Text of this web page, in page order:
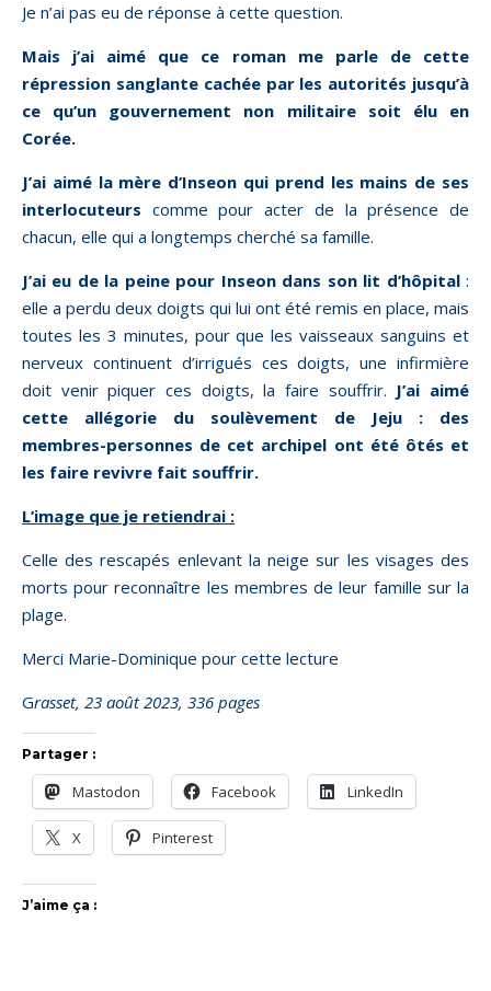
Je n’ai pas eu de réponse à cette question.
Mais j’ai aimé que ce roman me parle de cette
répression sanglante cachée par les autorités jusqu’à
ce qu’un gouvernement non militaire soit élu en
Corée.
J’ai aimé la mère d’Inseon qui prend les mains de ses
interlocuteurs comme pour acter de la présence de
chacun, elle qui a longtemps cherché sa famille.
J’ai eu de la peine pour Inseon dans son lit d’hôpital:
elle a perdu deux doigts qui lui ont été remis en place, mais
toutes les 3 minutes, pour que les vaisseaux sanguins et
nerveux continuent d’irrigués ces doigts, une infirmière
doit venir piquer ces doigts, la faire souffrir. J’ai aimé
cette allégorie du soulèvement de Jeju : des
membres-personnes de cet archipel ont été ôtés et
les faire revivre fait souffrir.
L’image que je retiendrai :
Celle des rescapés enlevant la neige sur les visages des
morts pour reconnaître les membres de leur famille sur la
plage.
Merci Marie-Dominique pour cette lecture
Grasset, 23 août 2023, 336 pages
Partager :
Mastodon Facebook LinkedIn
X Pinterest
J’aime ça :